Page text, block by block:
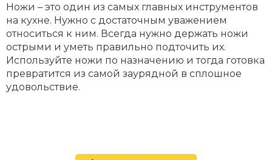
Ножи – это один из самых главных инструментов
на кухне. Нужно с достаточным уважением
относиться к ним. Всегда нужно держать ножи
острыми и уметь правильно подточить их.
Используйте ножи по назначению и тогда готовка
превратится из самой заурядной в сплошное
удовольствие.